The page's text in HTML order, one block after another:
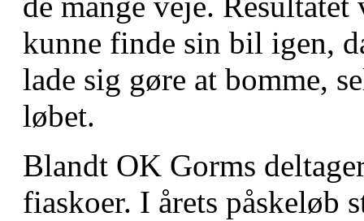
kunne finde sin bil igen,
lade sig gøre at bomme,
løbet.
Blandt OK Gorms
fiaskoer. I årets påskeløb